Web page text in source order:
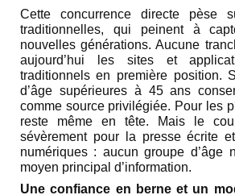
Cette concurrence directe pèse
traditionnelles, qui peinent à
nouvelles générations. Aucune
aujourd’hui les sites et
traditionnels en première position.
d’âge supérieures à 45 ans
comme source privilégiée. Pour les
reste même en tête. Mais le
sévèrement pour la presse écrite
numériques : aucun groupe d’âge
moyen principal d’information.
Une confiance en berne et un